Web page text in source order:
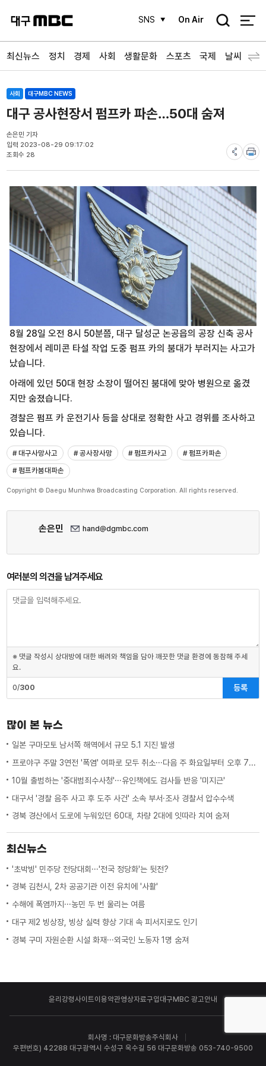
SNS On Air
검
최신뉴스 정치 경제 사회 생활문화 스포츠 국제 날씨
사회 대구MBC NEWS
대구 공사현장서 펌프카 파손…50대 숨져
손은민 기자
입력 2023-08-29 09:17:02
조회수 28
8월 28일 오전 8시 50분쯤, 대구 달성군 논공읍의 공장 신축 공사
현장에서 레미콘 타설 작업 도중 펌프 카의 붐대가 부러지는 사고가
났습니다.
아래에 있던 50대 현장 소장이 떨어진 붐대에 맞아 병원으로 옮겼
지만 숨졌습니다.
경찰은 펌프 카 운전기사 등을 상대로 정확한 사고 경위를 조사하고
있습니다.
# 대구사망사고 # 공사장사망 # 펌프카사고
# 펌프카파손
# 펌프카붐대파손
Copyright © Daegu Munhwa Broadcasting Corporation. All rights reserved.
손은민 hand@dgmbc.com
여러분의 의견을 남겨주세요
※ 댓글 작성시 상대방에 대한 배려와 책임을 담아 깨끗한 댓글 환경에 동참해 주세
요.
0/300 등록
많이 본 뉴스
일본 구마모토 남서쪽 해역에서 규모 5.1 지진 발생
프로야구 주말 3연전 '폭염' 여파로 모두 취소···다음 주 화요일부터 오후 7시 시작
10월 출범하는 '중대범죄수사청'···유인책에도 검사들 반응 '미지근'
대구서 '경찰 음주 사고 후 도주 사건' 소속 부서·조사 경찰서 압수수색
경북 경산에서 도로에 누워있던 60대, 차량 2대에 잇따라 치여 숨져
최신뉴스
'초박빙' 민주당 전당대회···'전국 정당화'는 뒷전?
경북 김천시, 2차 공공기관 이전 유치에 '사활'
수해에 폭염까지···농민 두 번 울리는 여름
대구 제2 빙상장, 빙상 실력 향상 기대 속 피서지로도 인기
경북 구미 자원순환 시설 화재···외국인 노동자 1명 숨져
윤리강령사이트이용약관영상자료구입 대구MBC 광고안내
회사명 : 대구문화방송주식회사
우편번호) 42288 대구광역시 수성구 욱수길 56 대구문화방송 053-740-9500